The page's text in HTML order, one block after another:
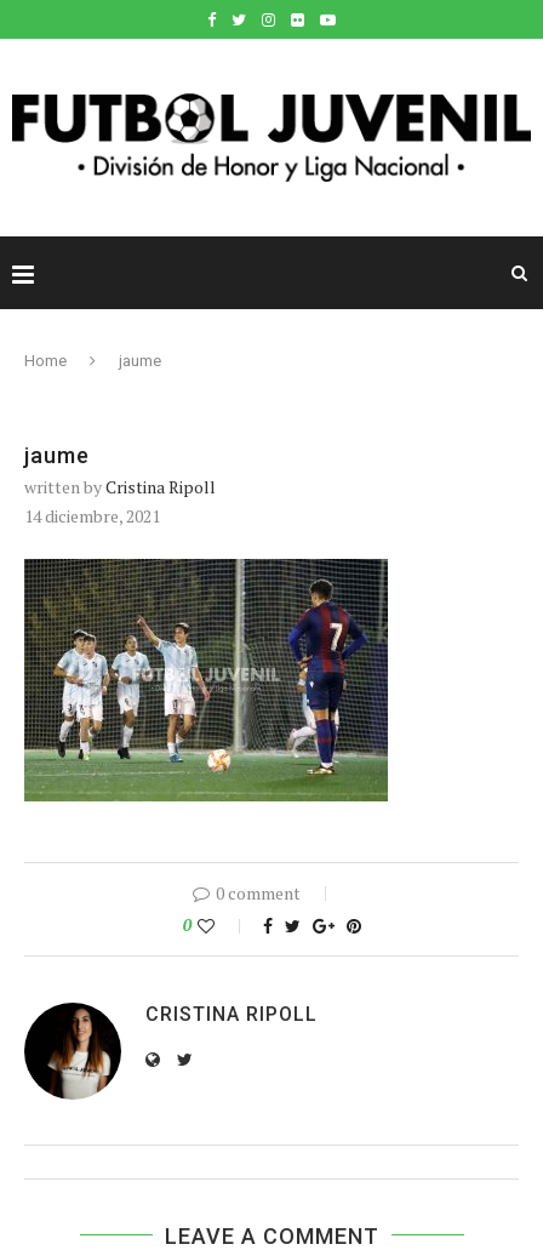
Home jaume
jaume
written byCristina Ripoll
14 diciembre, 2021
0 comment
0
CRISTINA RIPOLL
LEAVE A COMMENT